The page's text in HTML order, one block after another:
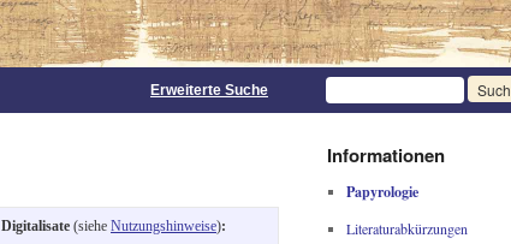
Erweiterte Suche
Digitalisate (siehe Nutzungshinweise):
Informationen
Papyrologie
Literaturabkürzungen